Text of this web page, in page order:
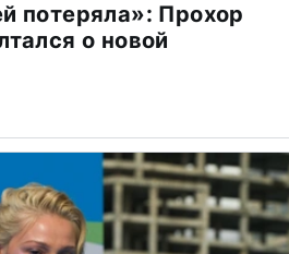
потеряла»: Прохор
о новой